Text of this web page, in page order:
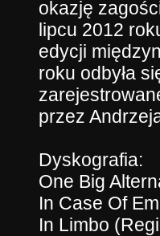
okazję
lipcu 2012
edycji
roku odbyła
przez
Dyskografia:
One Big
In Case Of
In Limbo